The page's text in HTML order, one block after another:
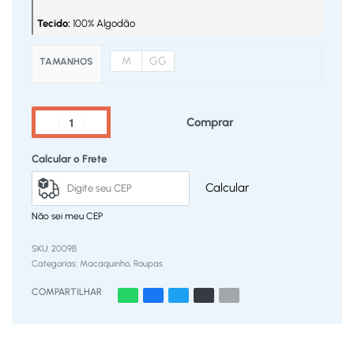
Tecido: 100% Algodão
TAMANHOS M GG
Comprar
Calcular o Frete
Calcular
Não sei meu CEP
2009B
Categorias: Macaquinho, Roupas
COMPARTILHAR